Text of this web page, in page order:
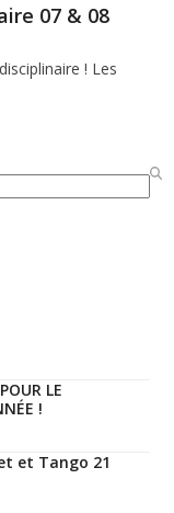
07 & 08
! Les
LE
!
et Tango 21